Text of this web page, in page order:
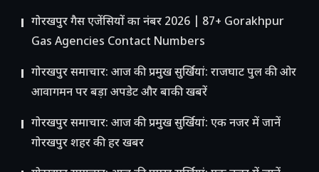
गोरखपुर गैस एजेंसियों का नंबर 2026 | 87+ Gorakhpur
Gas Agencies Contact Numbers
गोरखपुर समाचार: आज की प्रमुख सुर्खियां: राजघाट पुल की ओर
आवागमन पर बड़ा अपडेट और बाकी खबरें
गोरखपुर समाचार: आज की प्रमुख सुर्खियां: एक नजर में जानें
गोरखपुर शहर की हर खबर